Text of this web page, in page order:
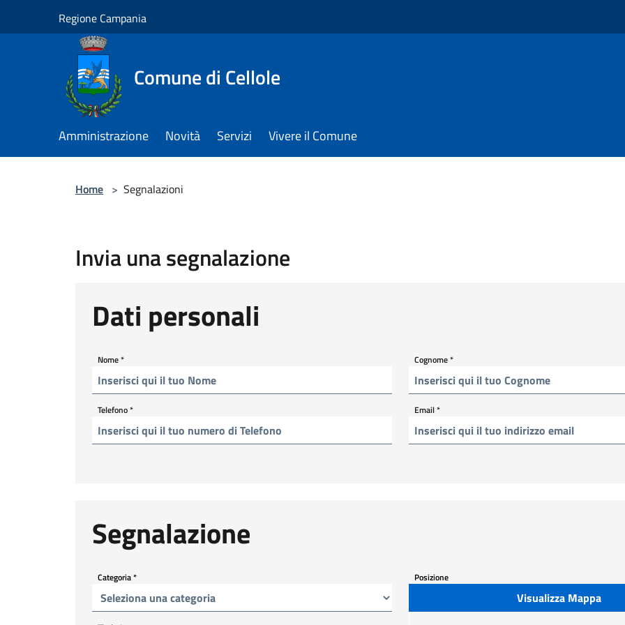
Regione Campania
Comune di Cellole
Amministrazione Novità Servizi Vivere il Comune
Home > Segnalazioni
Invia una segnalazione
Dati personali
Nome* Cognome*
Telefono* Email*
Segnalazione
Categoria* Posizione
Visualizza Mappa